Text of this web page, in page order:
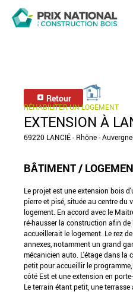
Retour
RÉHABILITER UN LOGEMENT
EXTENSION À
69220 LANCIÉ - Rhône -
BÂTIMENT /
Le projet est une extension bois
pierre et pisé, située au centre du
logement. En accord avec le
ré-hausser la construction afin
accueillerait le logement. Le rez
annexes, notamment un grand
mécanicien auto. L'étage dans
petit pour accueillir le
côté Est et une extension en
Le terrain étant petit, une